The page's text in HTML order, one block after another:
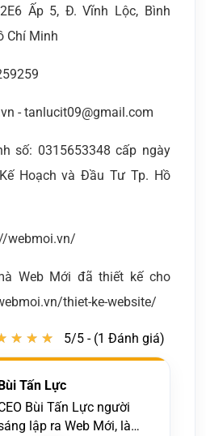
Ấp 5, Đ. Vĩnh Lộc, Bình
Chí Minh
- tanlucit09@gmail.com
số: 0315653348 cấp ngày
Hoạch và Đầu Tư Tp. Hồ
webmoi.vn/
Web Mới đã thiết kế cho
thiet-ke-website/
★ ★ ★
★ ★ ★ 5/5 - (1 Đánh giá)
Bùi Tấn Lực
Bùi Tấn Lực người
lập ra Web Mới, là